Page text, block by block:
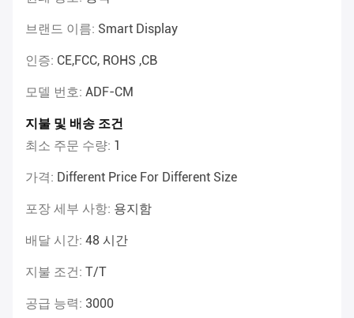
브랜드 이름: Smart Display
인증: CE,FCC, ROHS ,CB
모델 번호: ADF-CM
지불 및 배송 조건
최소 주문 수량: 1
가격: Different Price For Different Size
포장 세부 사항: 용지함
배달 시간: 48 시간
지불 조건: T/T
공급 능력: 3000